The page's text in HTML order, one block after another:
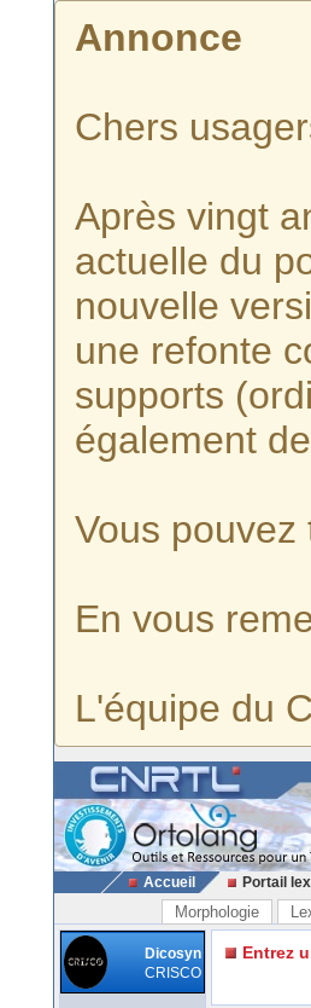
Annonce
Chers
Après vingt
actuelle du
nouvelle
une refonte
supports
également
Vous
En vous
L'équipe du
Accueil Portail
Morphologie
Dicosyn
CRISCO
Entrez